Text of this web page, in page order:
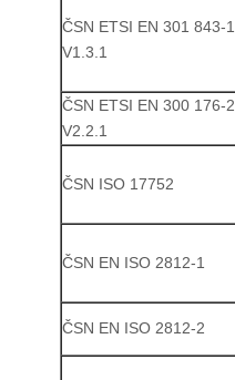
ČSN ETSI EN 301 843-1
V1.3.1
ČSN ETSI EN 300 176-2
V2.2.1
ČSN ISO 17752
ČSN EN ISO 2812-1
ČSN EN ISO 2812-2